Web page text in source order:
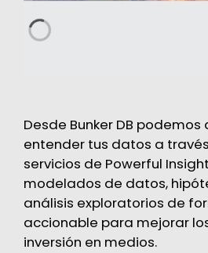
Desde Bunker DB
entender tus datos a
servicios de Powerful
modelados de datos,
análisis exploratorios de
accionable para mejorar
inversión en medios.